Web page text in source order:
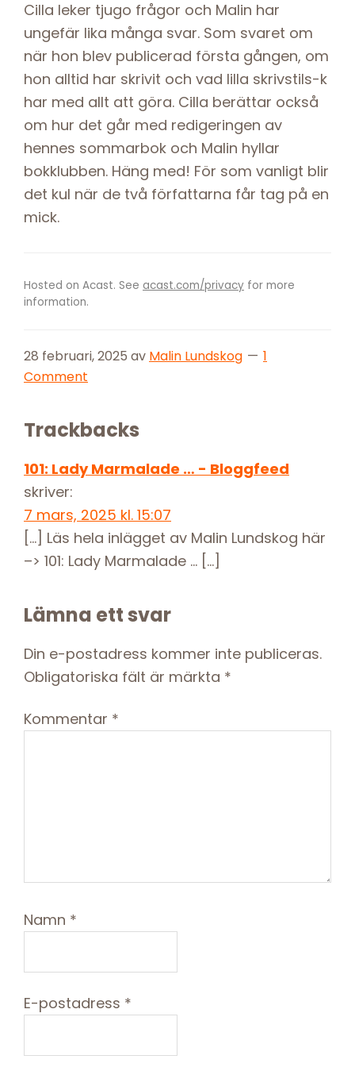
Cilla leker tjugo frågor och Malin har
ungefär lika många svar. Som svaret om
när hon blev publicerad första gången, om
hon alltid har skrivit och vad lilla skrivstils-k
har med allt att göra. Cilla berättar också
om hur det går med redigeringen av
hennes sommarbok och Malin hyllar
bokklubben. Häng med! För som vanligt blir
det kul när de två författarna får tag på en
mick.
Hosted on Acast. See acast.com/privacy for more
information.
28 februari, 2025 av Malin Lundskog
1
Comment
Reader
Interactions
Trackbacks
101: Lady Marmalade … - Bloggfeed
skriver:
7 mars, 2025 kl. 15:07
[…] Läs hela inlägget av Malin Lundskog här
–> 101: Lady Marmalade … […]
Lämna ett svar
Din e-postadress kommer inte publiceras.
Obligatoriska fält är märkta *
Kommentar *
Namn *
E-postadress *